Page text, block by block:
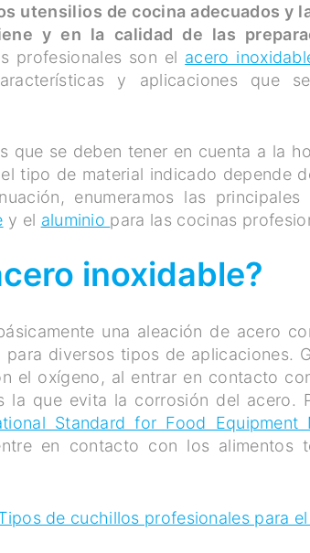
utensilios de cocina adecuados y
y en la calidad de las
profesionales son el acero
y aplicaciones que
que se deben tener en cuenta a la
tipo de material indicado depende
enumeramos las
y el aluminio para las cocinas
inoxidable?
una aleación de acero
diversos tipos de aplicaciones.
el oxígeno, al entrar en contacto
la que evita la corrosión del acero.
Standard for Food Equipment
en contacto con los alimentos
de cuchillos profesionales para